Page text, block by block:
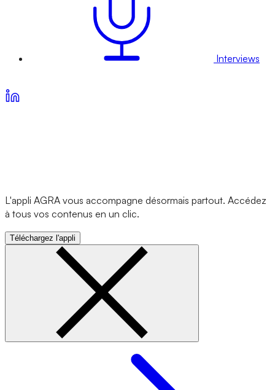
Interviews
L'appli AGRA vous accompagne désormais partout. Accédez
à tous vos contenus en un clic.
Téléchargez l'appli